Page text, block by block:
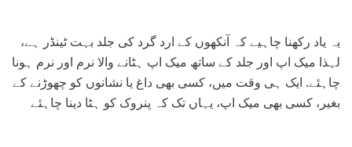
یہ یاد رکھنا چاہیے کہ آنکھوں کے ارد گرد کی جلد بہت ٹینڈر ہے،
لہذا میک اپ اور جلد کے ساتھ میک اپ ہٹانے والا نرم اور نرم ہونا
چاہئے. ایک ہی وقت میں، کسی بھی داغ یا نشانوں کو چھوڑنے کے
بغیر، کسی بھی میک اپ، یہاں تک کہ پنروک کو ہٹا دینا چاہئے